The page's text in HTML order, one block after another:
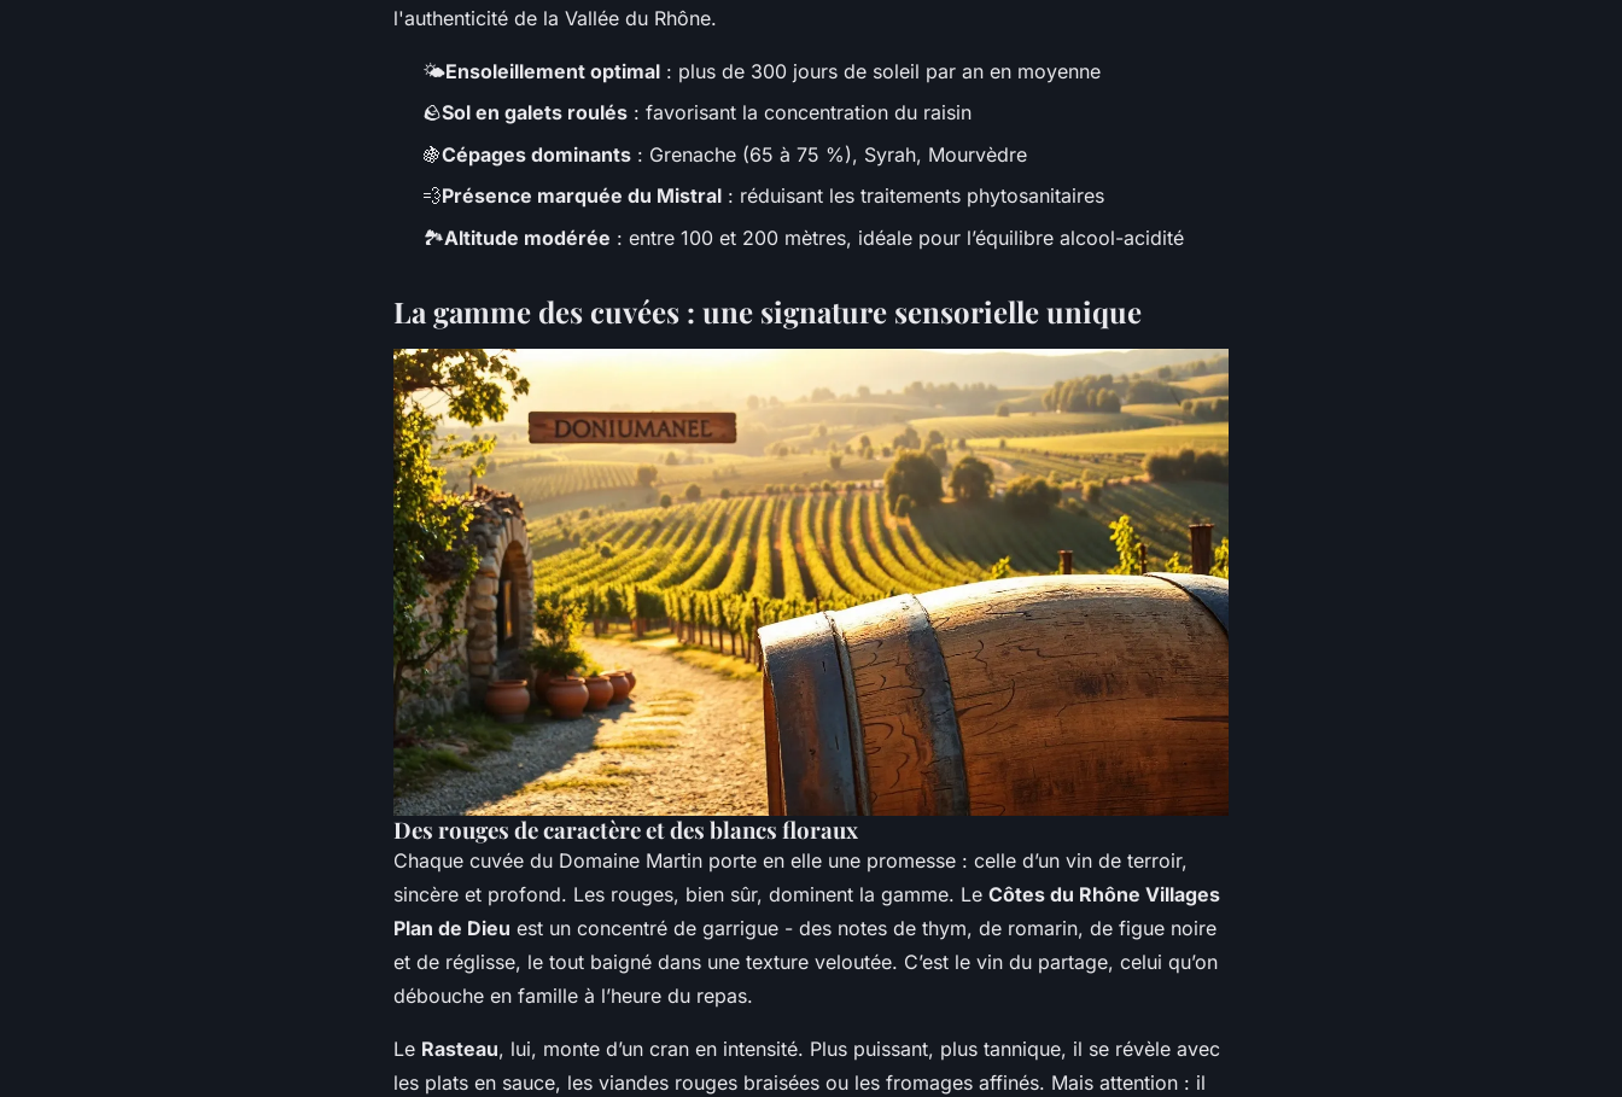
l'authenticité de la Vallée du Rhône.
🌤️Ensoleillement optimal : plus de 300 jours de soleil par an en moyenne
🪨Sol en galets roulés : favorisant la concentration du raisin
🍇Cépages dominants : Grenache (65 à 75 %), Syrah, Mourvèdre
💨Présence marquée du Mistral : réduisant les traitements phytosanitaires
🏞️Altitude modérée : entre 100 et 200 mètres, idéale pour l’équilibre alcool-acidité
La gamme des cuvées : une signature sensorielle unique
Des rouges de caractère et des blancs floraux
Chaque cuvée du Domaine Martin porte en elle une promesse : celle d’un vin de terroir,
sincère et profond. Les rouges, bien sûr, dominent la gamme. Le Côtes du Rhône Villages
Plan de Dieu est un concentré de garrigue - des notes de thym, de romarin, de figue noire
et de réglisse, le tout baigné dans une texture veloutée. C’est le vin du partage, celui qu’on
débouche en famille à l’heure du repas.
Le Rasteau, lui, monte d’un cran en intensité. Plus puissant, plus tannique, il se révèle avec
les plats en sauce, les viandes rouges braisées ou les fromages affinés. Mais attention : il